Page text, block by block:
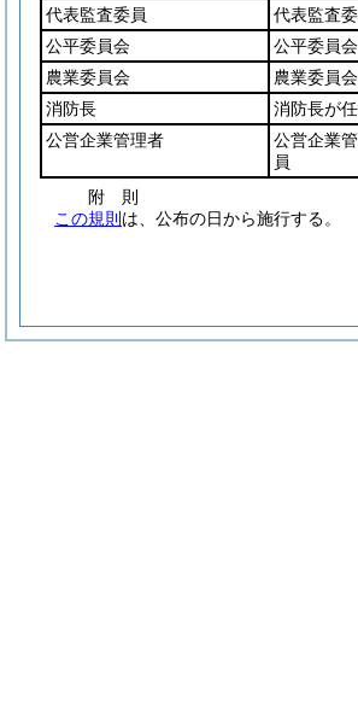
代表監査委員
代表監査
公平委員会
公平委員
農業委員会
農業委員
消防長
消防長が
公営企業管理者
公営企業
員
附 則
この規則 は、公布の日から施行する。